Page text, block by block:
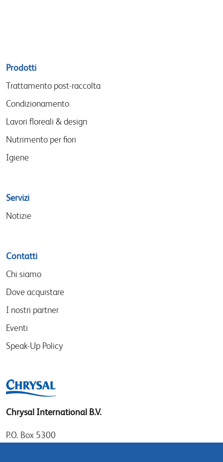
Sitemap
menu
Prodotti
Trattamento post-raccolta
Condizionamento
Lavori floreali & design
Nutrimento per fiori
Igiene
Servizi
Notizie
Contatti
Chi siamo
Dove acquistare
I nostri partner
Eventi
Speak-Up Policy
Chrysal International B.V.
P.O. Box 5300